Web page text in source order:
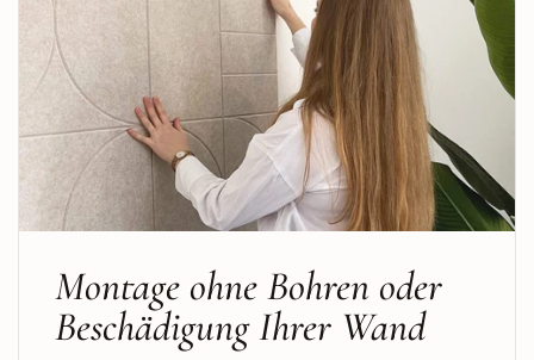
Montage ohne Bohren oder
Beschädigung Ihrer Wand